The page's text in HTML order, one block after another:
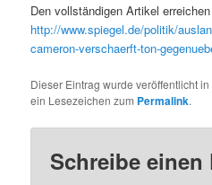
Den vollständigen Artikel
http://www.spiegel.de/politik/
cameron-verschaerft-ton-
Dieser Eintrag wurde veröffentlicht in
ein Lesezeichen zum Permalink.
Schreibe einen